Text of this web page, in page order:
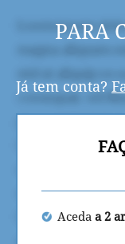
PARA
Já tem conta?
Aceda a 2